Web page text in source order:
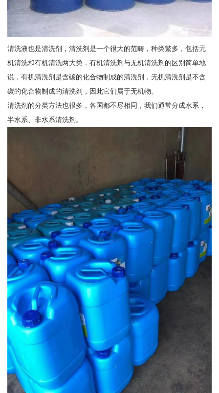
清洗液也是清洗剂，清洗剂是一个很大的范畴，种类繁多，包括无
机清洗和有机清洗两大类．有机清洗剂与无机清洗剂的区别简单地
说，有机清洗剂是含碳的化合物制成的清洗剂，无机清洗剂是不含
碳的化合物制成的清洗剂，因此它们属于无机物。
清洗剂的分类方法也很多，各国都不尽相同，我们通常分成水系，
半水系、非水系清洗剂。